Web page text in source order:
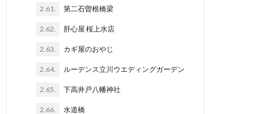
2.61. 第二石曽根橋梁
2.62. 肝心屋 桜上水店
2.63. カギ屋のおやじ
2.64. ルーデンス立川ウエディングガーデン
2.65. 下高井戸八幡神社
2.66. 水道橋